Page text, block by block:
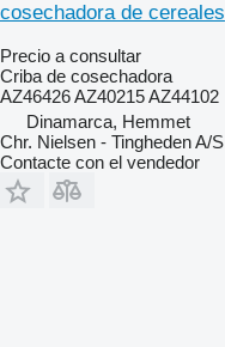
cosechadora de cereales
Precio a consultar
Criba de cosechadora
AZ46426 AZ40215 AZ44102
Dinamarca, Hemmet
Chr. Nielsen - Tingheden A/S
Contacte con el vendedor